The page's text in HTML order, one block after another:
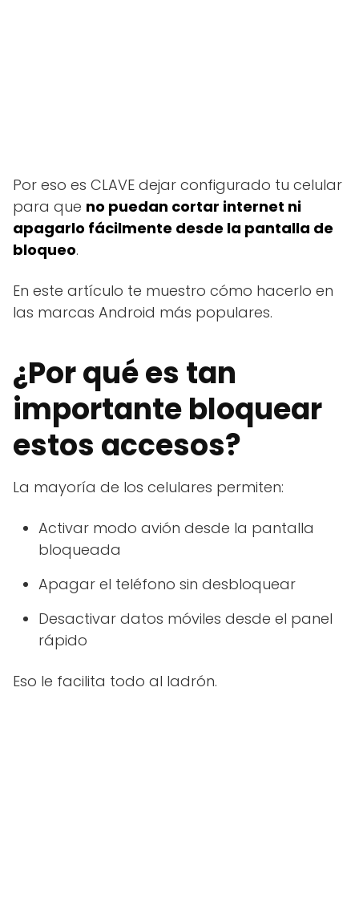
Por eso es CLAVE dejar configurado tu celular
para que no puedan cortar internet ni
apagarlo fácilmente desde la pantalla de
bloqueo.
En este artículo te muestro cómo hacerlo en
las marcas Android más populares.
¿Por qué es tan
importante bloquear
estos accesos?
La mayoría de los celulares permiten:
Activar modo avión desde la pantalla
bloqueada
Apagar el teléfono sin desbloquear
Desactivar datos móviles desde el panel
rápido
Eso le facilita todo al ladrón.